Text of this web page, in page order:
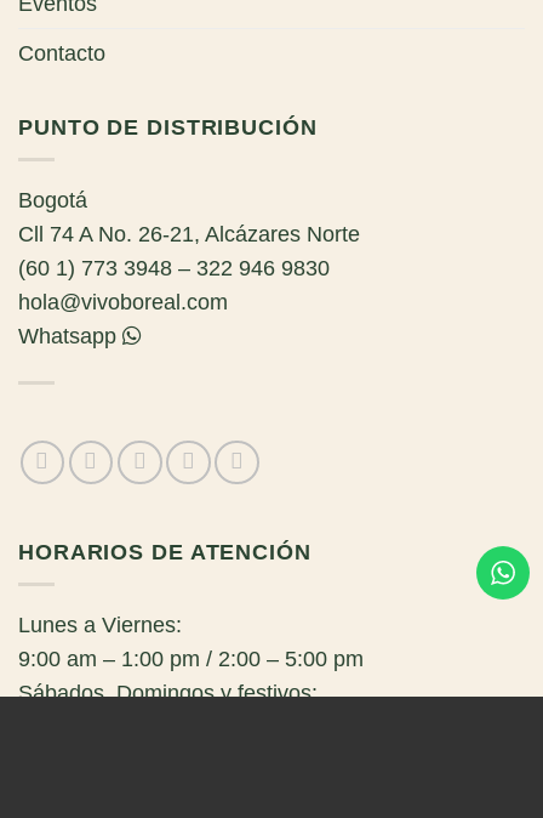
Contacto
PUNTO DE DISTRIBUCIÓN
Bogotá
Cll 74 A No. 26-21, Alcázares Norte
(60 1) 773 3948 – 322 946 9830
hola@vivoboreal.com
Whatsapp
HORARIOS DE ATENCIÓN
Lunes a Viernes:
9:00 am – 1:00 pm / 2:00 – 5:00 pm
Sábados, Domingos y festivos: